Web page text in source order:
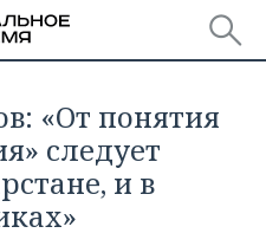
«От понятия
следует
и в